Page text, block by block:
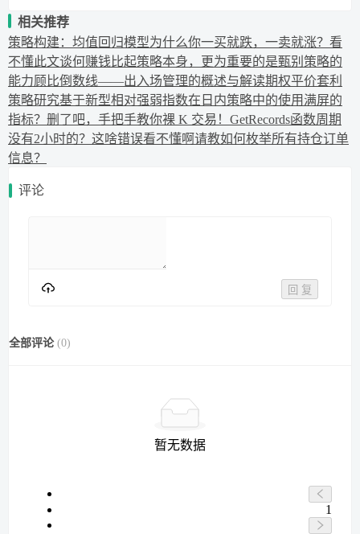
相关推荐
策略构建：均值回归模型为什么你一买就跌，一卖就涨？看
不懂此文谈何赚钱比起策略本身，更为重要的是甄别策略的
能力顾比倒数线——出入场管理的概述与解读期权平价套利
策略研究基于新型相对强弱指数在日内策略中的使用 满屏的
指标？删了吧，手把手教你裸 K 交易！ GetRecords函数周期
没有2小时的？ 这啥错误看不懂啊请教如何枚举所有持仓订单
信息？
评论
回 复
全部评论 (0)
暂无数据
1